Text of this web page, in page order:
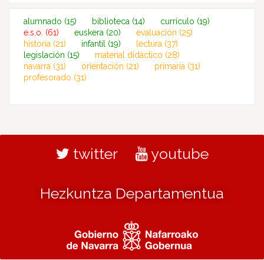
alumnado (15) biblioteca (14) currículo (19)
e.s.o. (61) euskera (20) evaluación (25)
historia (21) infantil (19) lectura (37)
legislación (15) material didáctico (28)
navarra (31) orientación (21) primaria (31)
profesorado (31)
twitter youtube
Hezkuntza Departamentua